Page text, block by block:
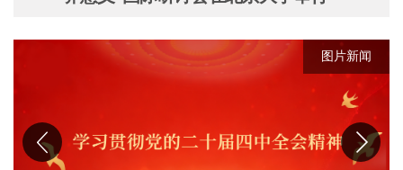
图片新闻
图片新闻
图片新闻
图片新闻